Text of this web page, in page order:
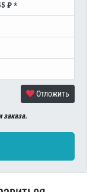
₽ *
Отложить
заказа.